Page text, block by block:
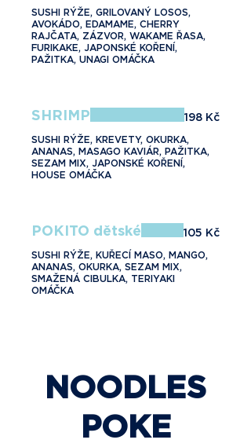
SUSHI RÝŽE, GRILOVANÝ LOSOS,
AVOKÁDO, EDAMAME, CHERRY
RAJČATA, ZÁZVOR, WAKAME ŘASA,
FURIKAKE, JAPONSKÉ KOŘENÍ,
PAŽITKA, UNAGI OMÁČKA
SHRIMP
SUSHI RÝŽE, KREVETY, OKURKA,
ANANAS, MASAGO KAVIÁR, PAŽITKA,
SEZAM MIX, JAPONSKÉ KOŘENÍ,
HOUSE OMÁČKA
198 Kč
POKITO dětské
SUSHI RÝŽE, KUŘECÍ MASO, MANGO,
ANANAS, OKURKA, SEZAM MIX,
SMAŽENÁ CIBULKA, TERIYAKI
OMÁČKA
105 Kč
NOODLES
POKE